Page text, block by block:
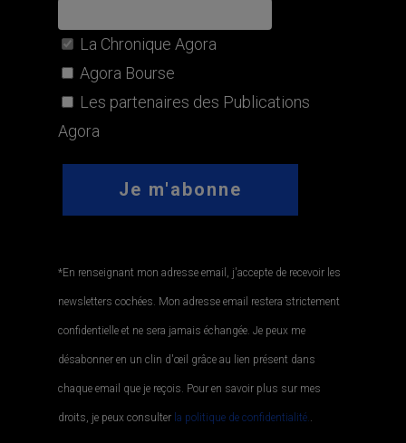
La Chronique Agora
Agora Bourse
Les partenaires des Publications
Agora
*En renseignant mon adresse email, j'accepte de recevoir les
newsletters cochées. Mon adresse email restera strictement
confidentielle et ne sera jamais échangée. Je peux me
désabonner en un clin d'œil grâce au lien présent dans
chaque email que je reçois. Pour en savoir plus sur mes
droits, je peux consulter la politique de confidentialité..